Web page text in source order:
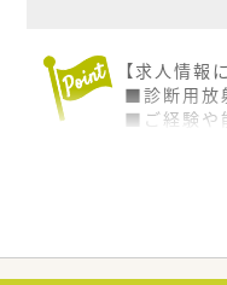
【求人情報
■診断用放
■ご経験や
■今回は
■医療・
■チームワ